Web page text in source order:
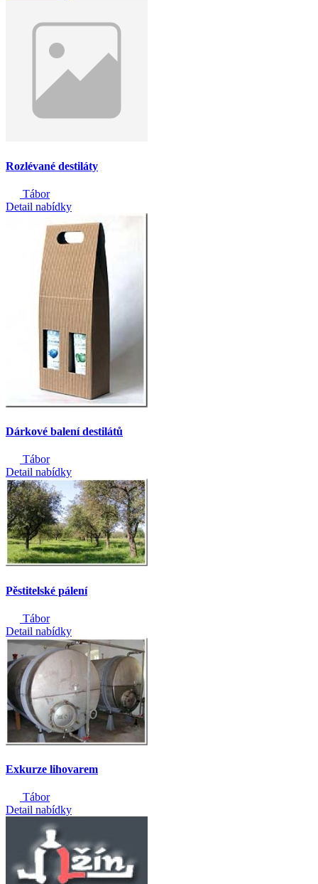
Rozlévané destiláty
Tábor
Detail nabídky
Dárkové balení destilátů
Tábor
Detail nabídky
Pěstitelské pálení
Tábor
Detail nabídky
Exkurze lihovarem
Tábor
Detail nabídky